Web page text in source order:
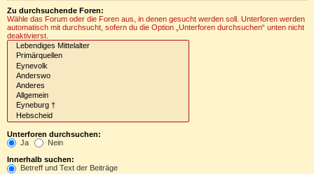
Zu durchsuchende Foren:
Wähle das Forum oder die Foren aus, in denen gesucht werden soll. Unterforen werden
automatisch mit durchsucht, sofern du die Option „Unterforen durchsuchen“ unten nicht
deaktivierst.
Unterforen durchsuchen:
Ja
Nein
Innerhalb suchen:
Betreff und Text der Beiträge